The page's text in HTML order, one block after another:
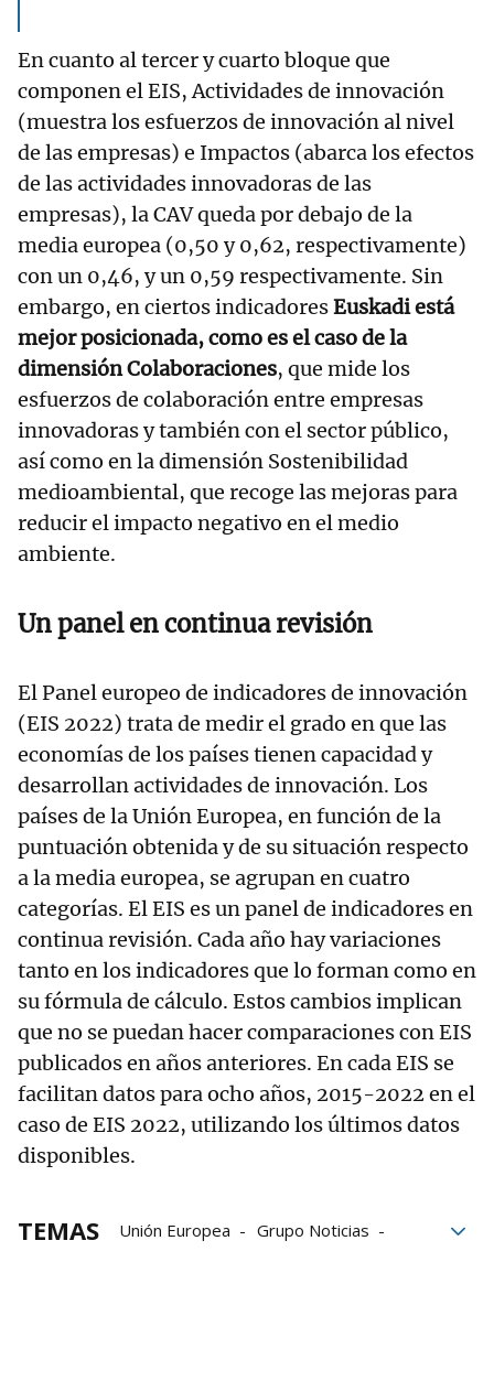
En cuanto al tercer y cuarto bloque que
componen el EIS, Actividades de innovación
(muestra los esfuerzos de innovación al nivel
de las empresas) e Impactos (abarca los efectos
de las actividades innovadoras de las
empresas), la CAV queda por debajo de la
media europea (0,50 y 0,62, respectivamente)
con un 0,46, y un 0,59 respectivamente. Sin
embargo, en ciertos indicadoresEuskadi está
mejor posicionada, como es el caso de la
dimensión Colaboraciones, que mide los
esfuerzos de colaboración entre empresas
innovadoras y también con el sector público,
así como en la dimensión Sostenibilidad
medioambiental, que recoge las mejoras para
reducir el impacto negativo en el medio
ambiente.
Un panel en continua revisión
El Panel europeo de indicadores de innovación
(EIS 2022) trata de medir el grado en que las
economías de los países tienen capacidad y
desarrollan actividades de innovación. Los
países de la Unión Europea, en función de la
puntuación obtenida y de su situación respecto
a la media europea, se agrupan en cuatro
categorías. El EIS es un panel de indicadores en
continua revisión. Cada año hay variaciones
tanto en los indicadores que lo forman como en
su fórmula de cálculo. Estos cambios implican
que no se puedan hacer comparaciones con EIS
publicados en años anteriores. En cada EIS se
facilitan datos para ocho años, 2015-2022 en el
caso de EIS 2022, utilizando los últimos datos
disponibles.
TEMAS Unión Europea
Grupo Noticias